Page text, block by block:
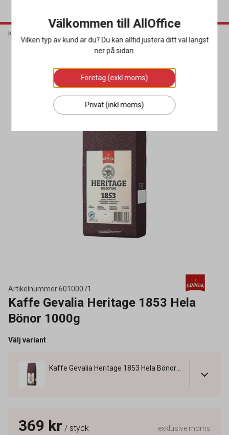
Kök & Servering
Miljöval
Artikelnummer60100071
Kaffe Gevalia Heritage 1853 Hela
Bönor 1000g
Välj variant
Kaffe Gevalia Heritage 1853 Hela Bönor 1000g
369 kr / styck exklusive moms
Välkommen till AllOffice
Vilken typ av kund är du? Du kan alltid justera ditt val längst
ner på sidan.
Företag (exkl moms)
Privat (inkl moms)